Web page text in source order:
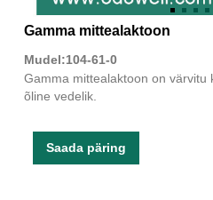
Gamma mittealaktoon
Mudel:104-61-0
Gamma mittealaktoon on värvitu
õline vedelik.
Saada päring